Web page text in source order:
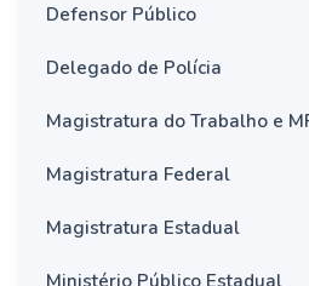
Defensor Público
Delegado de Polícia
Magistratura do Trabalho e
Magistratura Federal
Magistratura Estadual
Ministério Público Estadual